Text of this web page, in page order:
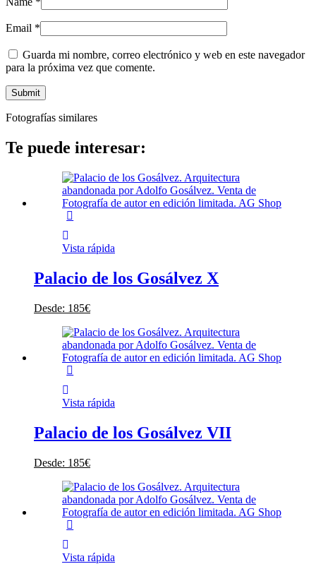
Email *
Guarda mi nombre, correo electrónico y web en este navegador
para la próxima vez que comente.
Fotografías similares
Te puede interesar:
Vista rápida
Palacio de los Gosálvez X
Desde: 185€
Vista rápida
Palacio de los Gosálvez VII
Desde: 185€
Vista rápida